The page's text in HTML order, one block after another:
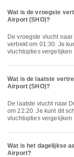
Wat is de vroegste
Airport (SHO)?
De vroegste vlucht naar Dubai met Qatar Airways met vluchtcode QR1002
vertrekt om 01:30. Je
vluchtopties vergelijken
Wat is de laatste
Airport (SHO)?
De laatste vlucht naar Dubai met Emirates met vluchtcode EK766 vertrekt
om 22:20. Je kunt dit
vluchtopties vergelijken
Wat is het dagelijkse
Airport?